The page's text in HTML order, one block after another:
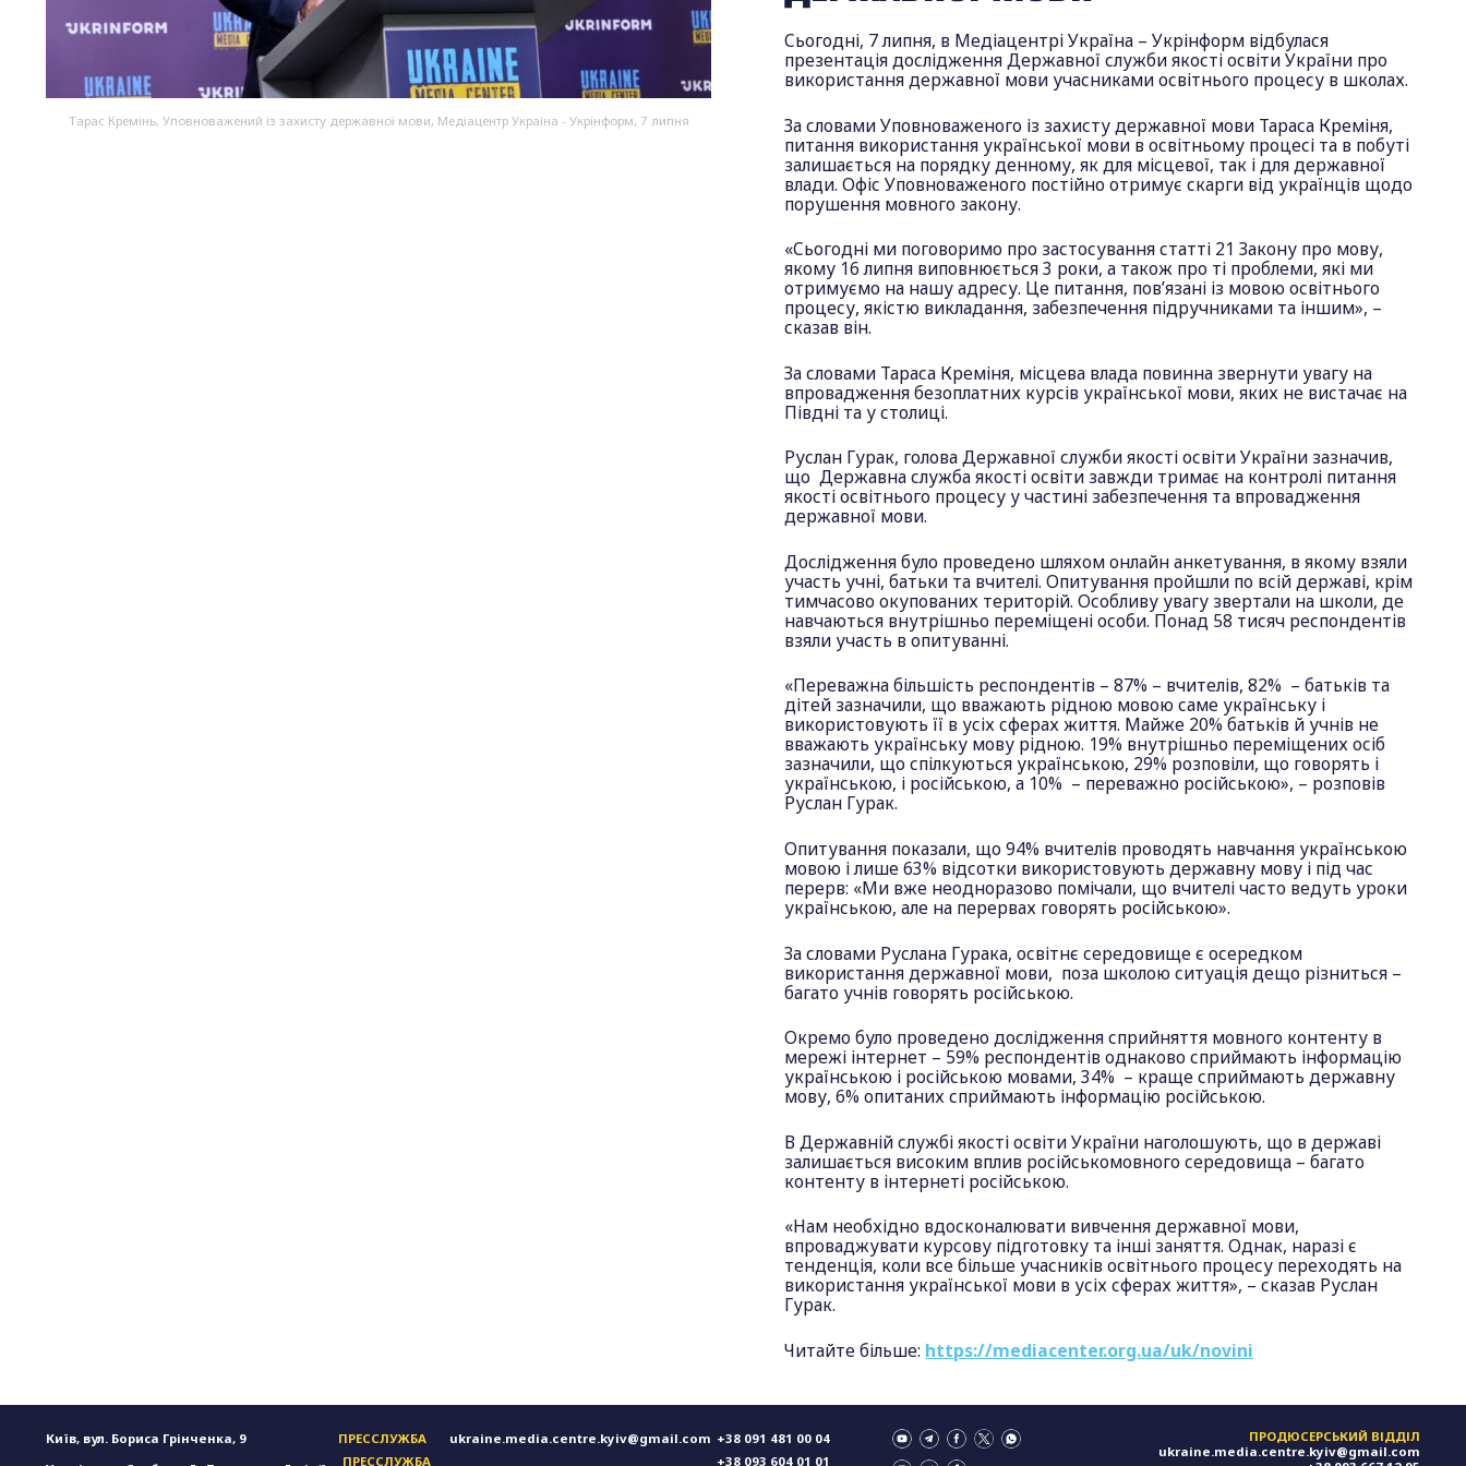
Тарас Кремінь, Уповноважений із захисту державної мови, Медіацентр Україна - Укрінформ, 7 липня
Сьогодні, 7 липня, в Медіацентрі Україна – Укрінформ відбулася
презентація дослідження Державної служби якості освіти України про
використання державної мови учасниками освітнього процесу в школах.
За словами Уповноваженого із захисту державної мови Тараса Креміня,
питання використання української мови в освітньому процесі та в побуті
залишається на порядку денному, як для місцевої, так і для державної
влади. Офіс Уповноваженого постійно отримує скарги від українців щодо
порушення мовного закону.
«Сьогодні ми поговоримо про застосування статті 21 Закону про мову,
якому 16 липня виповнюється 3 роки, а також про ті проблеми, які ми
отримуємо на нашу адресу. Це питання, пов’язані із мовою освітнього
процесу, якістю викладання, забезпечення підручниками та іншим», –
сказав він.
За словами Тараса Креміня, місцева влада повинна звернути увагу на
впровадження безоплатних курсів української мови, яких не вистачає на
Півдні та у столиці.
Руслан Гурак, голова Державної служби якості освіти України зазначив,
що Державна служба якості освіти завжди тримає на контролі питання
якості освітнього процесу у частині забезпечення та впровадження
державної мови.
Дослідження було проведено шляхом онлайн анкетування, в якому взяли
участь учні, батьки та вчителі. Опитування пройшли по всій державі, крім
тимчасово окупованих територій. Особливу увагу звертали на школи, де
навчаються внутрішньо переміщені особи. Понад 58 тисяч респондентів
взяли участь в опитуванні.
«Переважна більшість респондентів – 87% – вчителів, 82% – батьків та
дітей зазначили, що вважають рідною мовою саме українську і
використовують її в усіх сферах життя. Майже 20% батьків й учнів не
вважають українську мову рідною. 19% внутрішньо переміщених осіб
зазначили, що спілкуються українською, 29% розповіли, що говорять і
українською, і російською, а 10% – переважно російською», – розповів
Руслан Гурак.
Опитування показали, що 94% вчителів проводять навчання українською
мовою і лише 63% відсотки використовують державну мову і під час
перерв: «Ми вже неодноразово помічали, що вчителі часто ведуть уроки
українською, але на перервах говорять російською».
За словами Руслана Гурака, освітнє середовище є осередком
використання державної мови, поза школою ситуація дещо різниться –
багато учнів говорять російською.
Окремо було проведено дослідження сприйняття мовного контенту в
мережі інтернет – 59% респондентів однаково сприймають інформацію
українською і російською мовами, 34% – краще сприймають державну
мову, 6% опитаних сприймають інформацію російською.
В Державній службі якості освіти України наголошують, що в державі
залишається високим вплив російськомовного середовища – багато
контенту в інтернеті російською.
«Нам необхідно вдосконалювати вивчення державної мови,
впроваджувати курсову підготовку та інші заняття. Однак, наразі є
тенденція, коли все більше учасників освітнього процесу переходять на
використання української мови в усіх сферах життя», – сказав Руслан
Гурак.
Читайте більше: https://mediacenter.org.ua/uk/novini
Київ, вул. Бориса Грінченка, 9 ПРЕССЛУЖБА ukraine.media.centre.kyiv@gmail.com +38 091 481 00 04
ПРЕССЛУЖБА +38 093 604 01 01
ПРОДЮСЕРСЬКИЙ ВІДДІЛ
ukraine.media.centre.kyiv@gmail.com